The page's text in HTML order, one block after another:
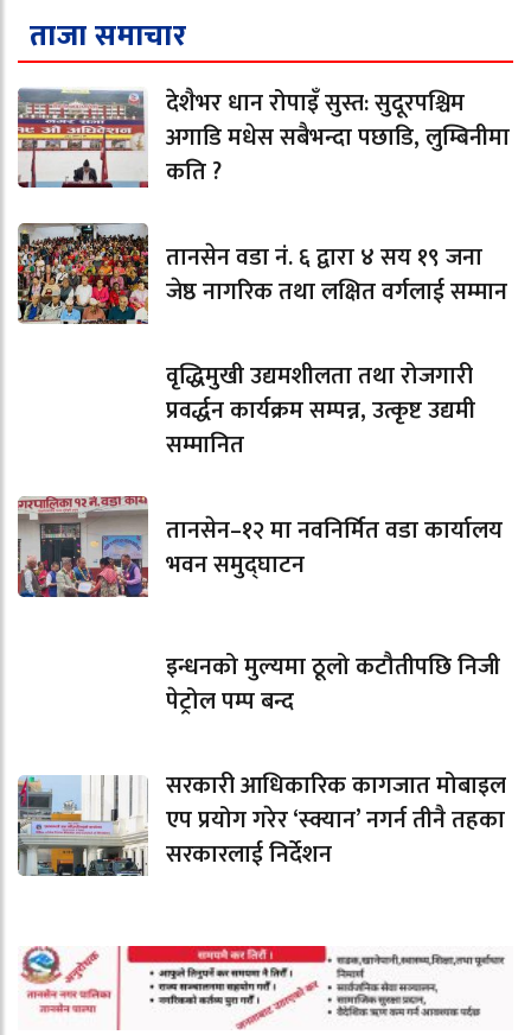
ताजा समाचार
देशैभर धान रोपाइँ सुस्त: सुदूरपश्चिम
अगाडि मधेस सबैभन्दा पछाडि, लुम्बिनीमा
कति ?
तानसेन वडा नं. ६ द्वारा ४ सय १९ जना
जेष्ठ नागरिक तथा लक्षित वर्गलाई सम्मान
वृद्धिमुखी उद्यमशीलता तथा रोजगारी
प्रवर्द्धन कार्यक्रम सम्पन्न, उत्कृष्ट उद्यमी
सम्मानित
तानसेन–१२ मा नवनिर्मित वडा कार्यालय
भवन समुद्घाटन
इन्धनको मुल्यमा ठूलो कटौतीपछि निजी
पेट्रोल पम्प बन्द
सरकारी आधिकारिक कागजात मोबाइल
एप प्रयोग गरेर ‘स्क्यान’ नगर्न तीनै तहका
सरकारलाई निर्देशन